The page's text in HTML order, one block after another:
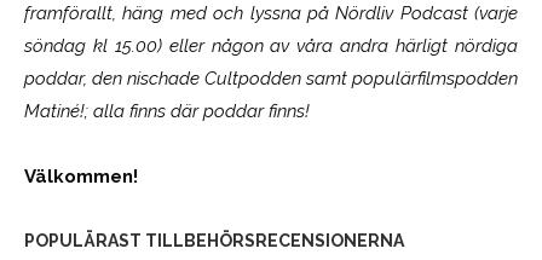
framförallt, häng med och lyssna på Nördliv Podcast (varje
söndag kl 15.00) eller någon av våra andra härligt nördiga
poddar, den nischade Cultpodden samt populärfilmspodden
Matiné!; alla finns där poddar finns!
Välkommen!
POPULÄRAST TILLBEHÖRSRECENSIONERNA